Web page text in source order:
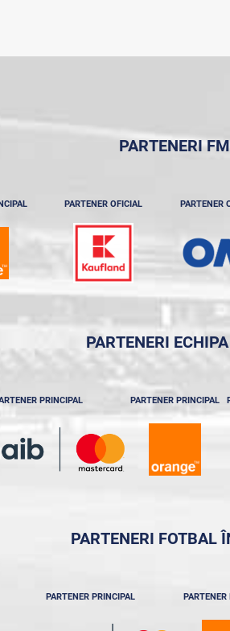
PARTENERI
PARTENER OFICIAL PARTENER
PARTENERI
PRINCIPAL PARTENER PRINCIPAL
PARTENERI FOTBAL
PARTENER PRINCIPAL PARTENER